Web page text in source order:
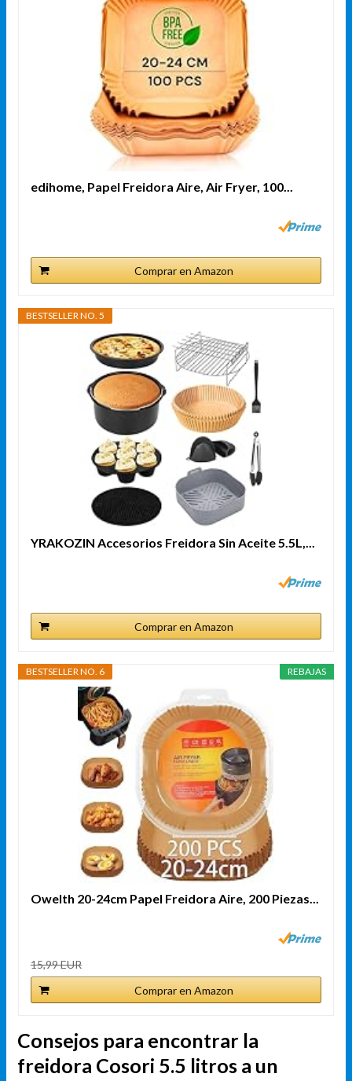
edihome, Papel Freidora Aire, Air Fryer, 100...
Comprar en Amazon
BESTSELLER NO. 5
YRAKOZIN Accesorios Freidora Sin Aceite 5.5L,...
Comprar en Amazon
REBAJAS
BESTSELLER NO. 6
Owelth 20-24cm Papel Freidora Aire, 200 Piezas...
15,99 EUR
Comprar en Amazon
Consejos para encontrar la
freidora Cosori 5.5 litros a un